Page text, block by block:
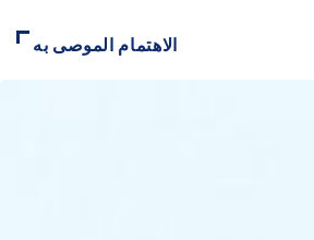
الاهتمام الموصى به